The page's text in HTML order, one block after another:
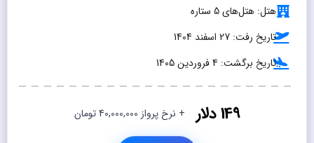
149 دلار + نرخ پرواز 40,000,000 تومان
هتل: هتل‌های 5 ستاره
تاریخ رفت: 27 اسفند 1404
تاریخ برگشت: 4 فروردین 1405